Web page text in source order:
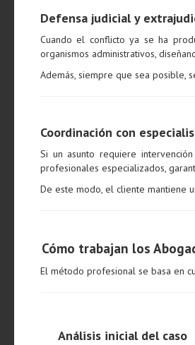
Defensa judicial y
Cuando el conflicto ya se ha
organismos administrativos,
Además, siempre que sea posible,
Coordinación con
Si un asunto requiere
profesionales especializados,
De este modo, el cliente mantiene
Cómo trabajan los
El método profesional se basa en
Análisis inicial del caso